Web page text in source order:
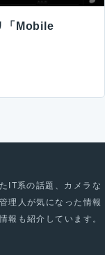
「Mobile
IT系の話題、カメラな
理人が気になった情報
報も紹介しています。